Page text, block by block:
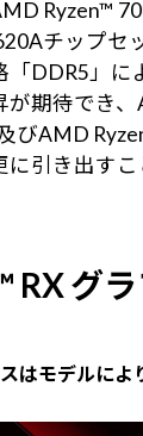
Ryzen™
チップセ
「DDR5」に
期待でき
びAMD
引き出すこ
RX グ
はモデルによ